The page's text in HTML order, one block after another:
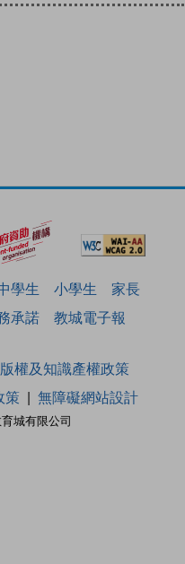
學生 小學生
家長
承諾 教城電子報
城有限公司
版權及知識產權政策
策 無障礙網站設計